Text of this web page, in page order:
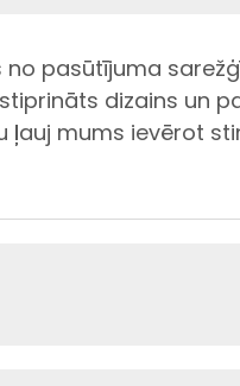
pasūtījuma
dizains un
mums ievērot